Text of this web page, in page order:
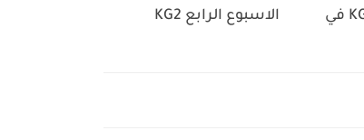
المستوي الثاني KG2 في
الاسبوع الرابع KG2